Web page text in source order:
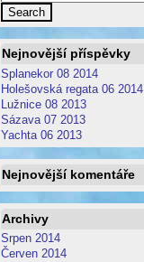
Nejnovější příspěvky
Splanekor 08 2014
Holešovská regata 06 2014
Lužnice 08 2013
Sázava 07 2013
Yachta 06 2013
Nejnovější komentáře
Archivy
Srpen 2014
Červen 2014